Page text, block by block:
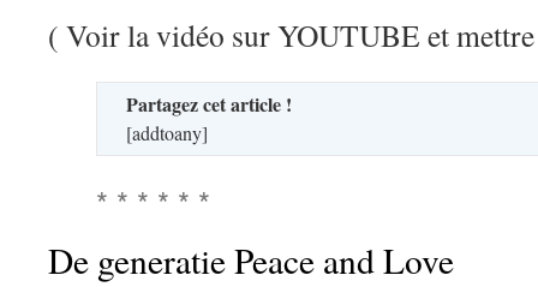
( Voir la vidéo sur YOUTUBE et
Partagez cet article !
[addtoany]
* * * * * *
De generatie Peace and Love